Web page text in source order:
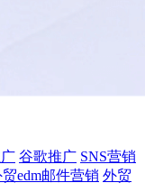
谷歌推广 SNS营销
edm邮件营销 外贸